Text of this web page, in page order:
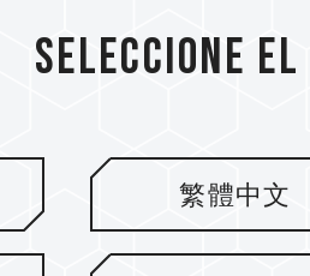
Seleccione el
繁體中文